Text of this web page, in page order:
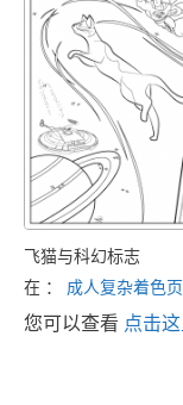
飞猫与科幻标志
在 ： 成人复杂着色
您可以查看 点击